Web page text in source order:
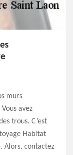
murs
avez
trous. C’est
Habitat
Alors, contactez